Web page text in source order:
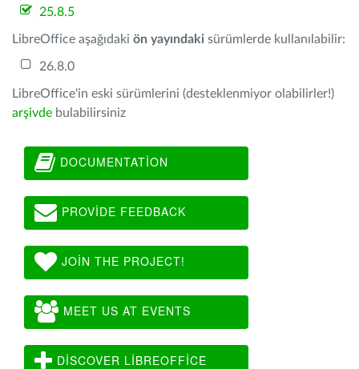
25.8.5
LibreOffice aşağıdaki ön yayındaki sürümlerde kullanılabilir:
26.8.0
LibreOffice'in eski sürümlerini (desteklenmiyor olabilirler!)
arşivde bulabilirsiniz
DOCUMENTATION
PROVIDE FEEDBACK
JOIN THE PROJECT!
MEET US AT EVENTS
DISCOVER LIBREOFFICE